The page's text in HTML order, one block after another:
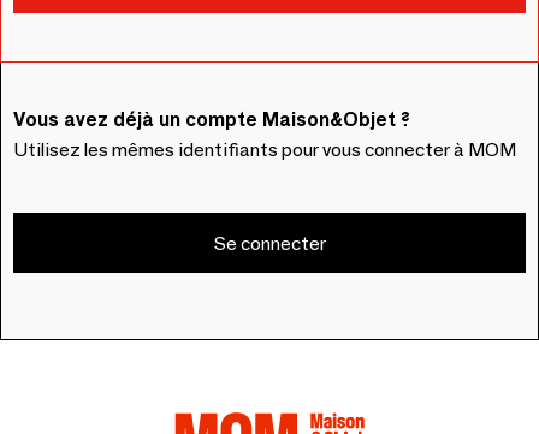
Vous avez déjà un compte Maison&Objet ?
Utilisez les mêmes identifiants pour vous connecter à MOM
Se connecter